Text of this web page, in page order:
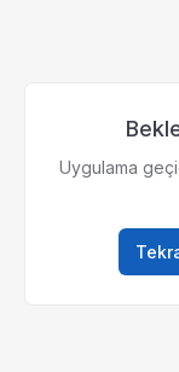
Uygulama